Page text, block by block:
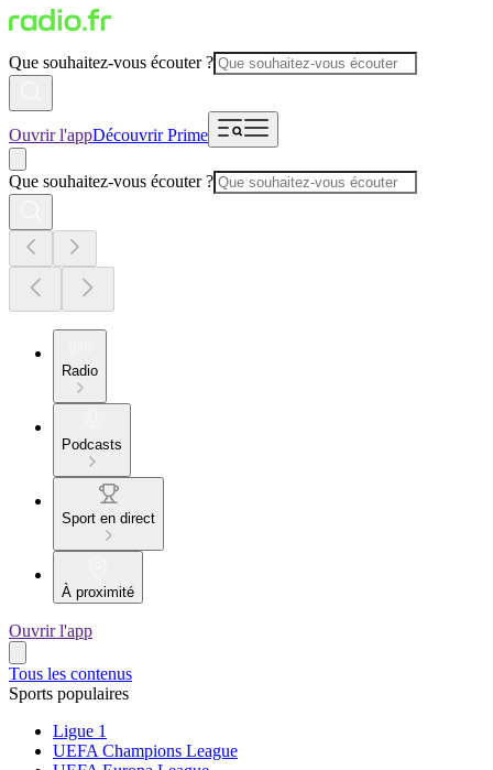
Que souhaitez-vous écouter ?
Ouvrir l'appDécouvrir Prime
Que souhaitez-vous écouter ?
Radio
Podcasts
Sport en direct
À proximité
Ouvrir l'app
Tous les contenus
Sports populaires
Ligue 1
UEFA Champions League